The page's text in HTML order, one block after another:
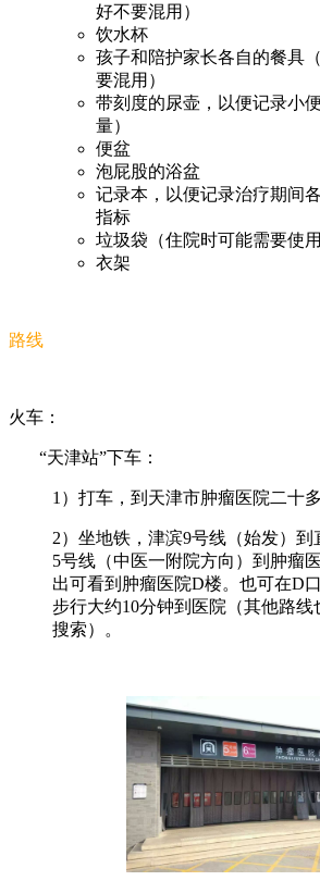
好不要混用）
饮水杯
孩子和陪护家长各自的餐具
要混用）
带刻度的尿壶，以便记录小
量）
便盆
泡屁股的浴盆
记录本，以便记录治疗期间
指标
垃圾袋（住院时可能需要使用
衣架
路线
火车：
“天津站”下车：
1 ）打车，到天津市肿瘤医院二十
2）坐地铁，津滨9号线（始发）
5号线（中医一附院方向）到肿瘤
出可看到肿瘤医院D楼。也可在D
步行大约10分钟到医院（其他路线
搜索）。